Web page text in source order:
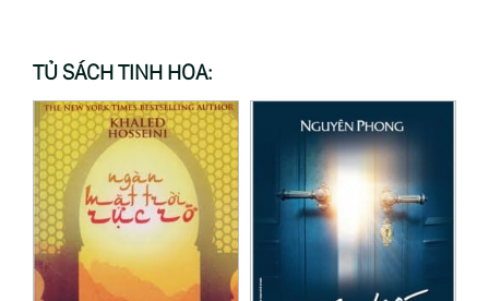
72.
Christus Am Olberge
74.Missa Solemnis (Continuation); Mass In C
Major Op.86
75. Songs Vol.1
76. Songs Vol.2
77.Songs Vol.3
TỦ SÁCH TINH HOA: